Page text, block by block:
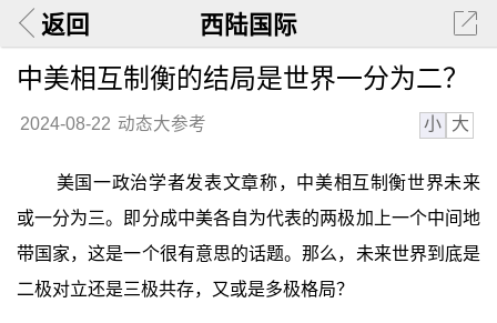
返回 西陆国际
中美相互制衡的结局是世界一分为二？
2024-08-22 动态大参考 小 大
美国一政治学者发表文章称，中美相互制衡世界未来
或一分为三。即分成中美各自为代表的两极加上一个中间地
带国家，这是一个很有意思的话题。那么，未来世界到底是
二极对立还是三极共存，又或是多极格局？